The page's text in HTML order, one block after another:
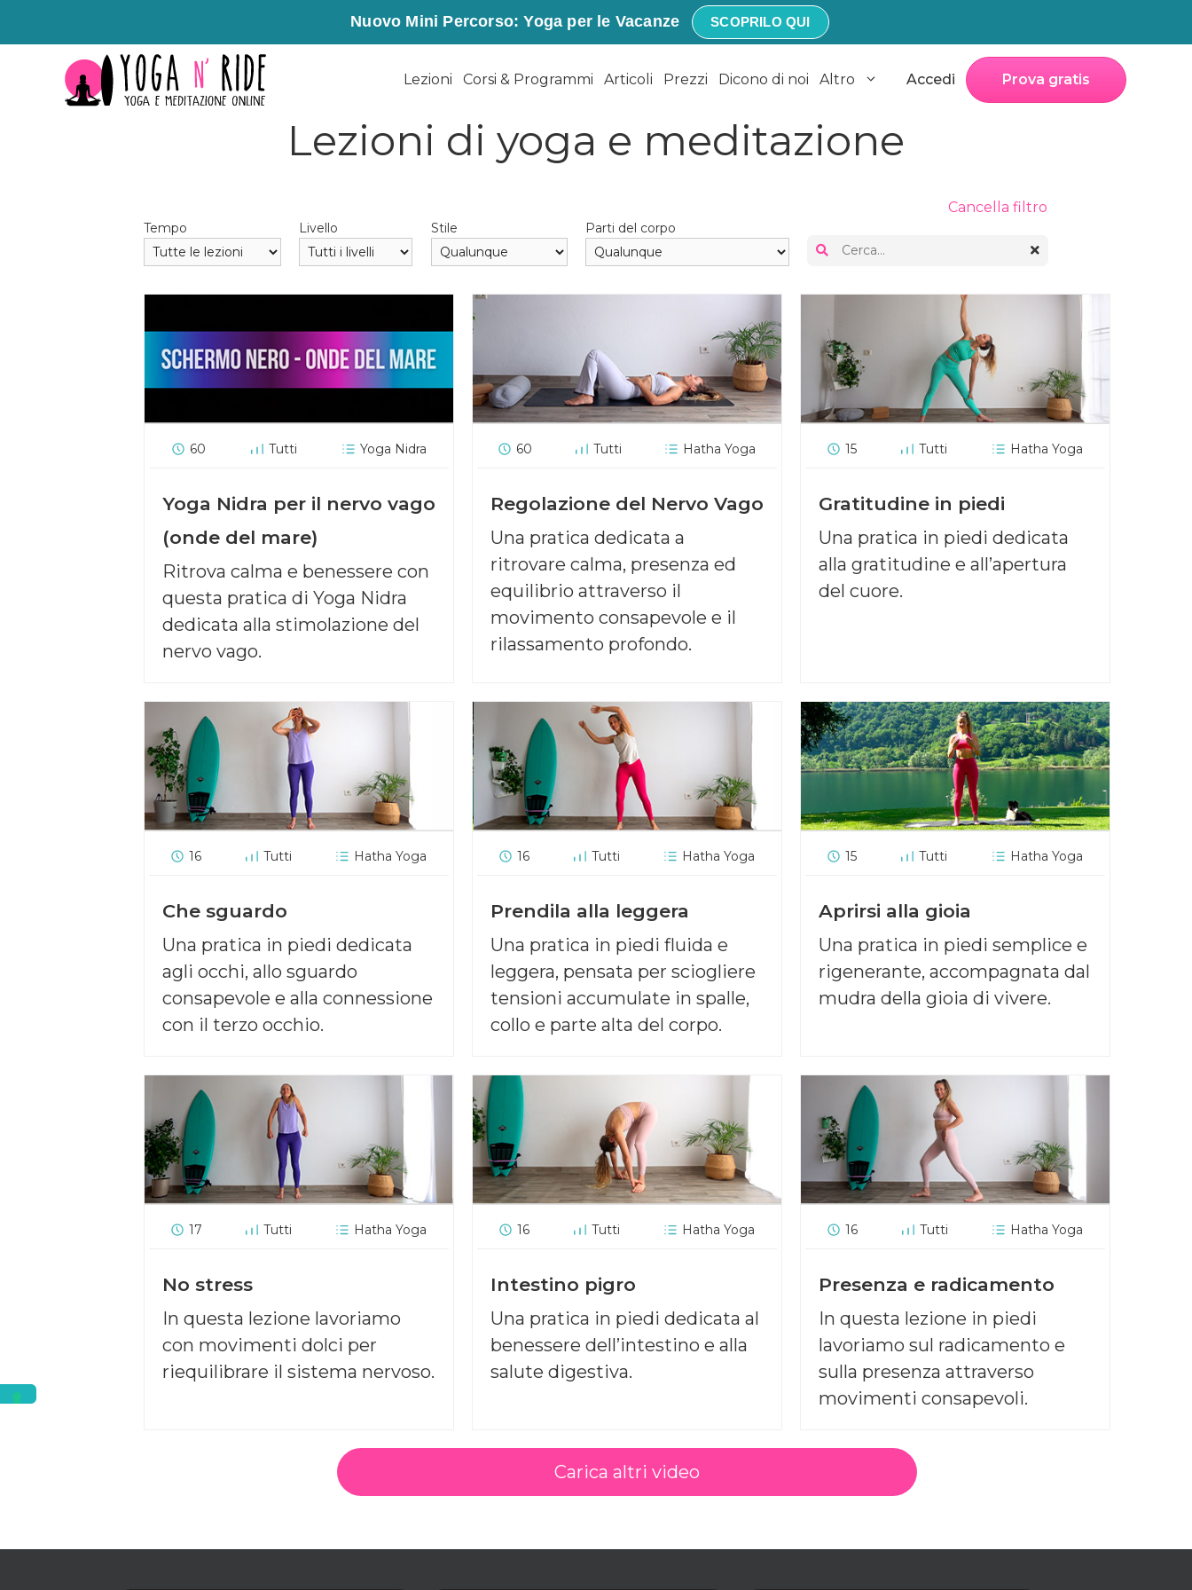
Nuovo Mini Percorso: Yoga per le Vacanze SCOPRILO QUI
contenuto
Lezioni Corsi & Programmi Articoli Prezzi Dicono di noi Altro Accedi Prova gratis
Lezioni di yoga e meditazione
Cancella filtro
Tempo Livello Stile Parti del corpo
60 Tutti Yoga Nidra
Yoga Nidra per il nervo vago
(onde del mare)
Ritrova calma e benessere con
questa pratica di Yoga Nidra
dedicata alla stimolazione del
nervo vago.
60 Tutti Hatha Yoga
Regolazione del Nervo Vago
Una pratica dedicata a
ritrovare calma, presenza ed
equilibrio attraverso il
movimento consapevole e il
rilassamento profondo.
15 Tutti Hatha Yoga
Gratitudine in piedi
Una pratica in piedi dedicata
alla gratitudine e all’apertura
del cuore.
16 Tutti Hatha Yoga
Che sguardo
Una pratica in piedi dedicata
agli occhi, allo sguardo
consapevole e alla connessione
con il terzo occhio.
16 Tutti Hatha Yoga
Prendila alla leggera
Una pratica in piedi fluida e
leggera, pensata per sciogliere
tensioni accumulate in spalle,
collo e parte alta del corpo.
15 Tutti Hatha Yoga
Aprirsi alla gioia
Una pratica in piedi semplice e
rigenerante, accompagnata dal
mudra della gioia di vivere.
17 Tutti Hatha Yoga
No stress
In questa lezione lavoriamo
con movimenti dolci per
riequilibrare il sistema nervoso.
16 Tutti Hatha Yoga
Intestino pigro
Una pratica in piedi dedicata al
benessere dell’intestino e alla
salute digestiva.
16 Tutti Hatha Yoga
Presenza e radicamento
In questa lezione in piedi
lavoriamo sul radicamento e
sulla presenza attraverso
movimenti consapevoli.
Carica altri video